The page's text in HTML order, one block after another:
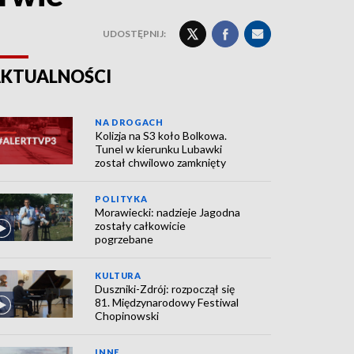
UDOSTĘPNIJ:
NA DROGACH
Kolizja na S3 koło Bolkowa.
Tunel w kierunku Lubawki
został chwilowo zamknięty
POLITYKA
Morawiecki: nadzieje Jagodna
zostały całkowicie
pogrzebane
KULTURA
Duszniki-Zdrój: rozpoczął się
81. Międzynarodowy Festiwal
Chopinowski